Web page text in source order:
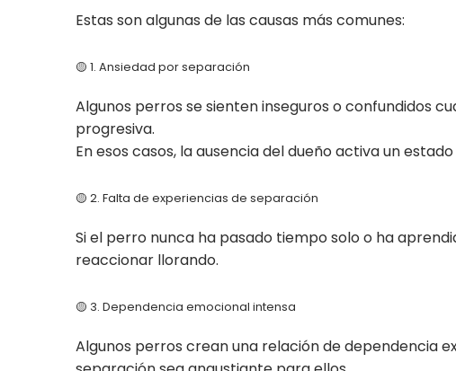
Estas son algunas de las causas más comunes:
🟡 1. Ansiedad por separación
Algunos perros se sienten inseguros o confundidos
progresiva.
En esos casos, la ausencia del dueño activa un
🟡 2. Falta de experiencias de separación
Si el perro nunca ha pasado tiempo solo o ha
reaccionar llorando.
🟡 3. Dependencia emocional intensa
Algunos perros crean una relación de dependencia